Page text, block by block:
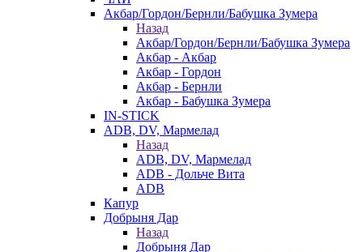
Акбар/Гордон/Бернли/Бабушка Зумера
Назад
Акбар/Гордон/Бернли/Бабушка Зумера
Акбар - Акбар
Акбар - Гордон
Акбар - Бернли
Акбар - Бабушка Зумера
IN-STICK
ADB, DV, Мармелад
Назад
ADB, DV, Мармелад
ADB - Дольче Вита
ADB
Капур
Добрыня Дар
Назад
Добрыня Дар